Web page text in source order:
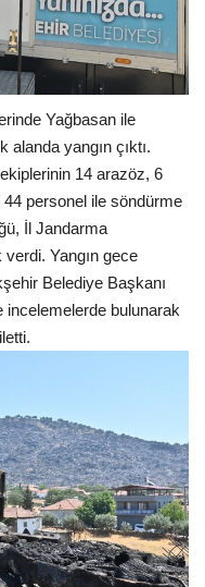
Yağbasan ile
yangın çıktı.
14 arazöz, 6
personel ile söndürme
İl Jandarma
Yangın gece
Belediye Başkanı
bulunarak